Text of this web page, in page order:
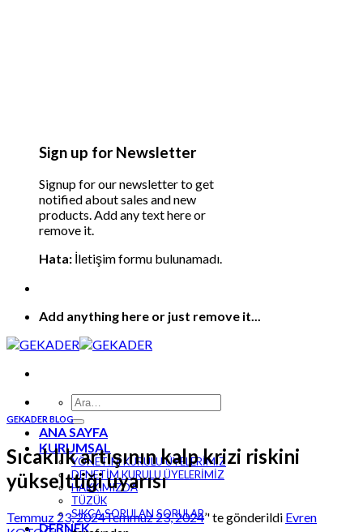
Sign up for Newsletter
Signup for our newsletter to get
notified about sales and new
products. Add any text here or
remove it.
Hata: İletişim formu bulunamadı.
Add anything here or just remove it...
Ara:
ANA SAYFA
KURUMSAL
YÖNETİM KURULU ÜYELERİMİZ
DENETİM KURULU ÜYELERİMİZ
HAKKIMIZDA
TÜZÜK
SIKÇA SORULAN SORULAR
DERNEK
GEKADER BLOG
Sıcaklık artışının kalp krizi riskini
yükselttiği uyarısı
Temmuz 23, 2024Temmuz 23, 2024’' te gönderildi Evren